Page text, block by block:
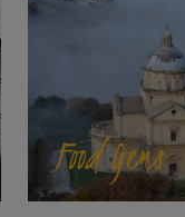
Food Gems